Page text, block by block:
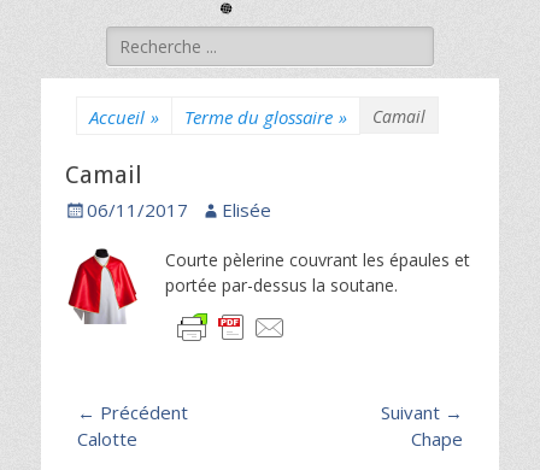
Rechercher :
Accueil » Terme du glossaire » Camail
Camail
Posted
06/11/2017 Author
Elisée
Courte pèlerine couvrant les épaules et
portée par-dessus la soutane.
Navigation
de
← Précédent
Article
Calotte
Suivant →
Chape